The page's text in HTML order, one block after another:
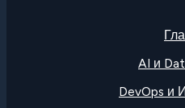
AI и
DevOps и